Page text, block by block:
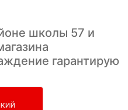
школы 57 и
гарантирую